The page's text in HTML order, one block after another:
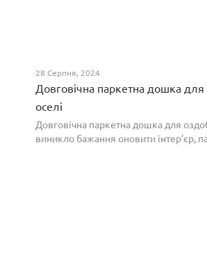
28 Серпня, 2024
Довговічна паркетна дошка
оселі
Довговічна паркетна дошка для
виникло бажання оновити інтер’єр,